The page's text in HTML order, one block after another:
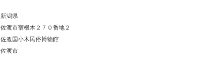
新潟県
佐渡市宿根木２７０番地２
佐渡国小木民俗博物館
佐渡市